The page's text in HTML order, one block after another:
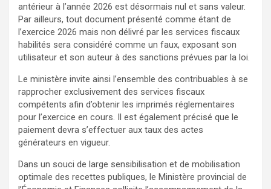
antérieur à l’année 2026 est désormais nul et sans valeur.
Par ailleurs, tout document présenté comme étant de
l’exercice 2026 mais non délivré par les services fiscaux
habilités sera considéré comme un faux, exposant son
utilisateur et son auteur à des sanctions prévues par la loi.
Le ministère invite ainsi l’ensemble des contribuables à se
rapprocher exclusivement des services fiscaux
compétents afin d’obtenir les imprimés réglementaires
pour l’exercice en cours. Il est également précisé que le
paiement devra s’effectuer aux taux des actes
générateurs en vigueur.
Dans un souci de large sensibilisation et de mobilisation
optimale des recettes publiques, le Ministère provincial de